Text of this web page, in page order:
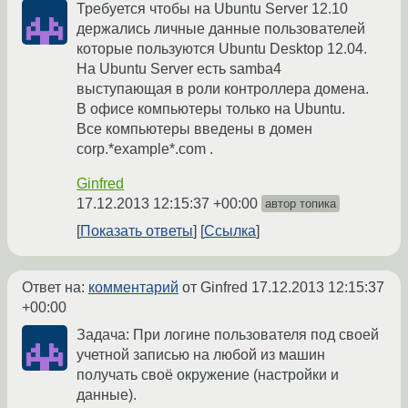
Требуется чтобы на Ubuntu Server 12.10
держались личные данные пользователей
которые пользуются Ubuntu Desktop 12.04.
На Ubuntu Server есть samba4
выступающая в роли контроллера домена.
В офисе компьютеры только на Ubuntu.
Все компьютеры введены в домен
corp.*example*.com .
Ginfred
17.12.2013 12:15:37 +00:00 автор топика
Показать ответы Ссылка
Ответ на: комментарий от Ginfred 17.12.2013 12:15:37
+00:00
Задача: При логине пользователя под своей
учетной записью на любой из машин
получать своё окружение (настройки и
данные).